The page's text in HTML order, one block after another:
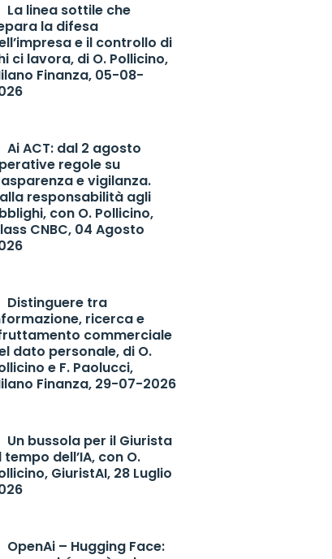
La linea sottile che
la difesa
e il controllo di
ci lavora, di O. Pollicino,
Finanza, 05-08-
Ai ACT: dal 2 agosto
regole su
e vigilanza.
responsabilità agli
con O. Pollicino,
CNBC, 04 Agosto
Distinguere tra
ricerca e
commerciale
dato personale, di O.
e F. Paolucci,
Finanza, 29-07-2026
Un bussola per il Giurista
tempo dell’IA, con O.
GiuristAI, 28 Luglio
OpenAi – Hugging Face: